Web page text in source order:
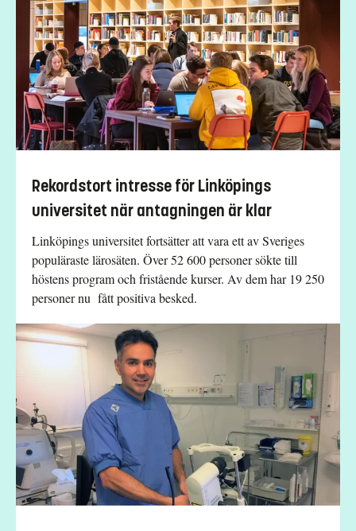
Rekordstort intresse för Linköpings
universitet när antagningen är klar
Linköpings universitet fortsätter att vara ett av Sveriges
populäraste lärosäten. Över 52 600 personer sökte till
höstens program och fristående kurser. Av dem har 19 250
personer nu fått positiva besked.